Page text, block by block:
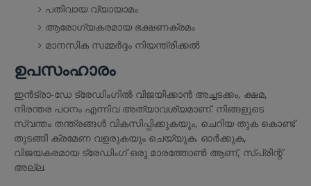
പതിവായ വ്യായാമം
ആരോഗ്യകരമായ ഭക്ഷണക്രമം
മാനസിക സമ്മർദ്ദം നിയന്ത്രിക്കൽ
ഉപസംഹാരം
ഇൻട്രാ-ഡേ ട്രേഡിംഗിൽ വിജയിക്കാൻ അച്ചടക്കം, ക്ഷമ,
നിരന്തര പഠനം എന്നിവ അത്യാവശ്യമാണ്. നിങ്ങളുടെ
സ്വന്തം തന്ത്രങ്ങൾ വികസിപ്പിക്കുകയും, ചെറിയ തുക കൊണ്ട്
തുടങ്ങി ക്രമേണ വളരുകയും ചെയ്യുക. ഓർക്കുക,
വിജയകരമായ ട്രേഡിംഗ് ഒരു മാരത്തോൺ ആണ്, സ്പ്രിന്റ്
അല്ല.